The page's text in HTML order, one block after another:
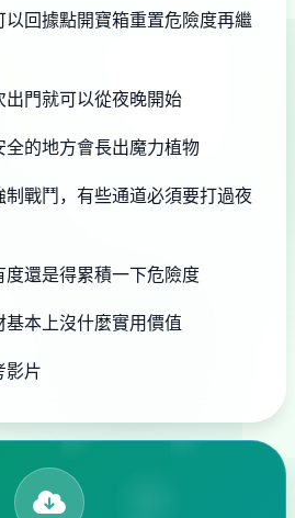
回據點開寶箱重置危險度再繼
門就可以從夜晚開始
的地方會長出魔力植物
戰鬥，有些通道必須要打過夜
還是得累積一下危險度
本上沒什麼實用價值
影片